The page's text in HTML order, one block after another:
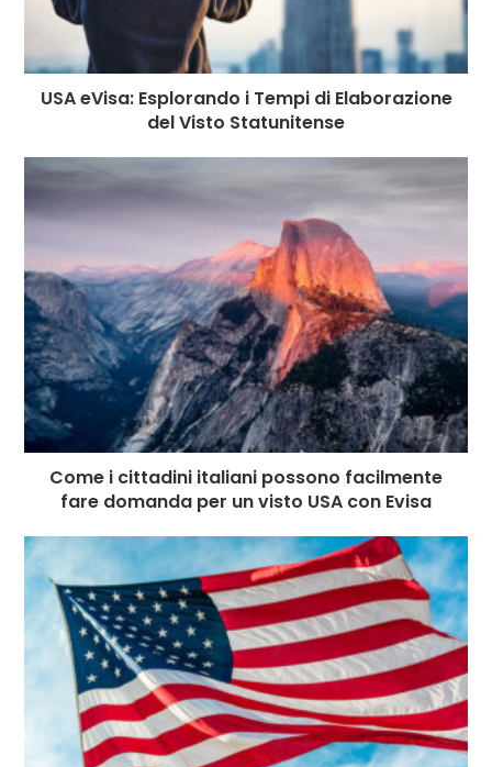
USA eVisa: Esplorando i Tempi di Elaborazione
del Visto Statunitense
Come i cittadini italiani possono facilmente
fare domanda per un visto USA con Evisa